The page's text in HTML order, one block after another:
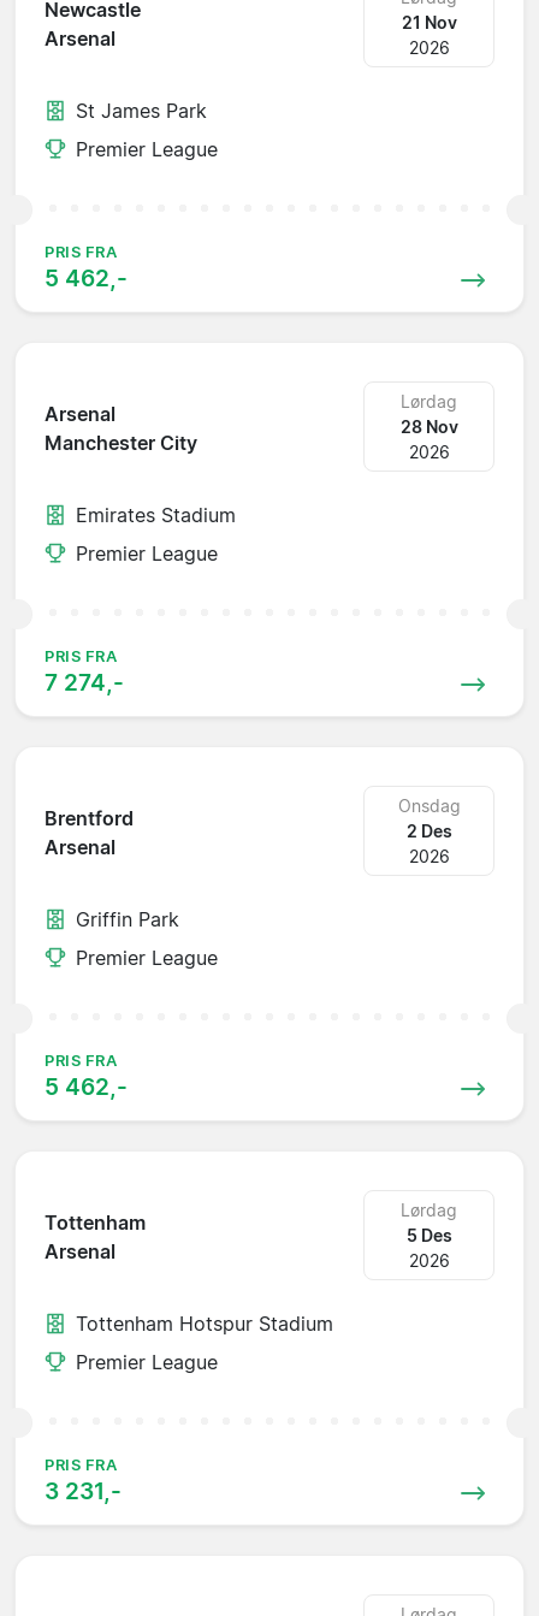
Newcastle
Arsenal
21 Nov
2026
St James Park
Premier League
PRIS FRA
5 462,-
Arsenal
Manchester City
Lørdag
28 Nov
2026
Emirates Stadium
Premier League
PRIS FRA
7 274,-
Brentford
Arsenal
Onsdag
2 Des
2026
Griffin Park
Premier League
PRIS FRA
5 462,-
Tottenham
Arsenal
Lørdag
5 Des
2026
Tottenham Hotspur Stadium
Premier League
PRIS FRA
3 231,-